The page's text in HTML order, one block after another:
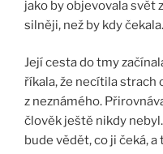
jako by objevovala svět
silněji, než by kdy čekala.
Její cesta do tmy
říkala, že necítila strach
z neznámého.
člověk ještě nikdy
bude vědět, co ji čeká,